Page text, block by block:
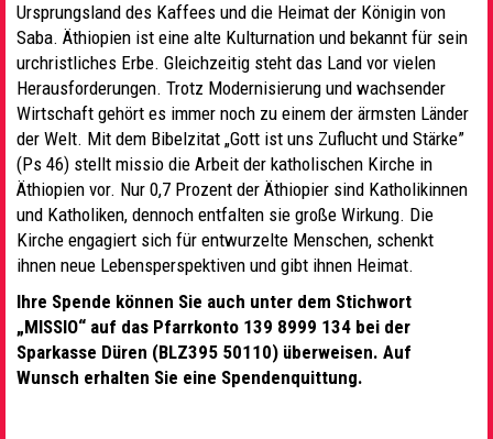
Gemeinschaft & Soziales
Musik& Kultur
Seelsorge & Kontakt
Ursprungsland des Kaffees und die Heimat der Königin von
Saba. Äthiopien ist eine alte Kulturnation und bekannt für sein
urchristliches Erbe. Gleichzeitig steht das Land vor vielen
Herausforderungen. Trotz Modernisierung und wachsender
Wirtschaft gehört es immer noch zu einem der ärmsten Länder
der Welt. Mit dem Bibelzitat „Gott ist uns Zuflucht und Stärke”
(Ps 46) stellt missio die Arbeit der katholischen Kirche in
Äthiopien vor. Nur 0,7 Prozent der Äthiopier sind Katholikinnen
und Katholiken, dennoch entfalten sie große Wirkung. Die
Kirche engagiert sich für entwurzelte Menschen, schenkt
ihnen neue Lebensperspektiven und gibt ihnen Heimat.
Ihre Spende können Sie auch unter dem Stichwort
„MISSIO“ auf das Pfarrkonto 139 8999 134 bei der
Sparkasse Düren (BLZ395 50110) überweisen. Auf
Wunsch erhalten Sie eine Spendenquittung.